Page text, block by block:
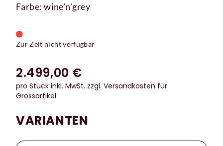
Farbe: wine'n'grey
Zur Zeit nicht verfügbar
2.499,00 €
pro Stück inkl. MwSt. zzgl. Versandkosten für
Grossartikel
VARIANTEN